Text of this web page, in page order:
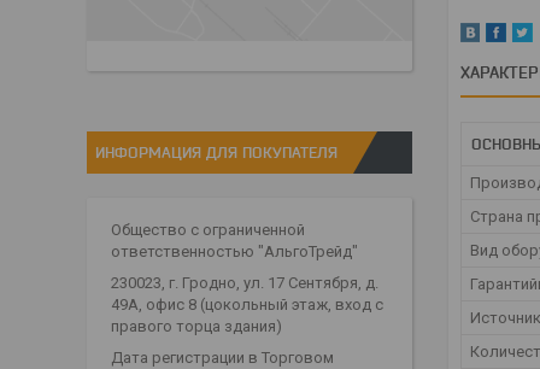
Страна
Вид
ИНФОРМАЦИЯ ДЛЯ ПОКУПАТЕЛЯ
Общество с ограниченной
ответственностью "АльгоТрейд"
230023, г. Гродно, ул. 17 Сентября, д.
49А, офис 8 (цокольный этаж, вход с
правого торца здания)
Дата регистрации в Торговом